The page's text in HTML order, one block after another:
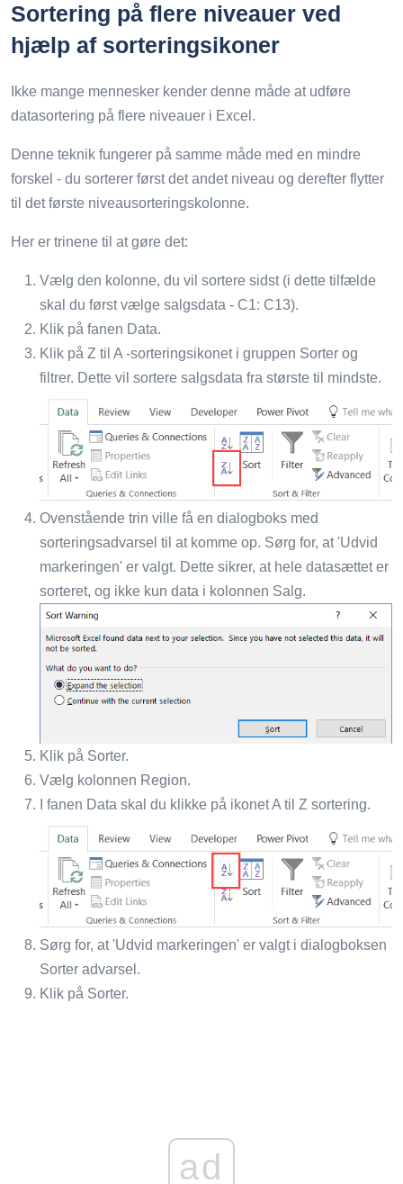
Sortering på flere niveauer ved
hjælp af sorteringsikoner
Ikke mange mennesker kender denne måde at udføre
datasortering på flere niveauer i Excel.
Denne teknik fungerer på samme måde med en mindre
forskel - du sorterer først det andet niveau og derefter flytter
til det første niveausorteringskolonne.
Her er trinene til at gøre det:
Vælg den kolonne, du vil sortere sidst (i dette tilfælde
skal du først vælge salgsdata - C1: C13).
Klik på fanen Data.
Klik på Z til A -sorteringsikonet i gruppen Sorter og
filtrer. Dette vil sortere salgsdata fra største til mindste.
Ovenstående trin ville få en dialogboks med
sorteringsadvarsel til at komme op. Sørg for, at 'Udvid
markeringen' er valgt. Dette sikrer, at hele datasættet er
sorteret, og ikke kun data i kolonnen Salg.
Klik på Sorter.
Vælg kolonnen Region.
I fanen Data skal du klikke på ikonet A til Z sortering.
Sørg for, at 'Udvid markeringen' er valgt i dialogboksen
Sorter advarsel.
Klik på Sorter.
ad